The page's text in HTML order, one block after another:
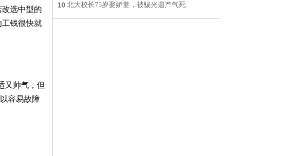
选中型的
钱很快就
又帅气，但
容易故障
10 北大校长75岁娶娇妻，被骗光遗产气死